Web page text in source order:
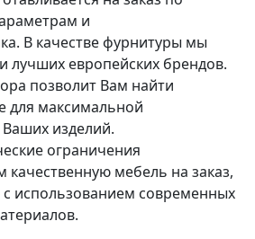
и
В качестве фурнитуры мы
лучших европейских брендов.
позволит Вам найти
для максимальной
изделий.
ограничения
мебель на заказ,
с использованием современных